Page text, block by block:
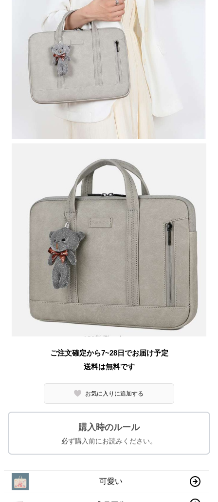
ご注文確定から7~28日でお届け予定
送料は無料です
お気に入りに追加する
購入時のルール
必ず購入前にお読みください。
可愛い